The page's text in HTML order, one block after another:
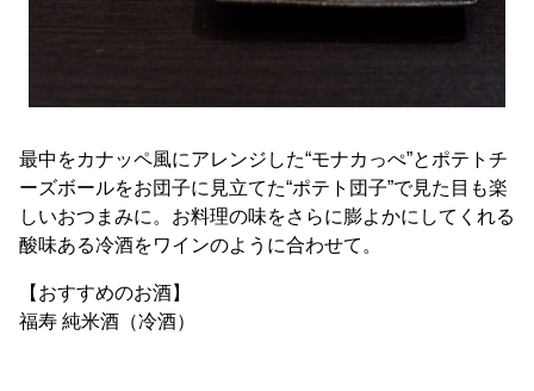
最中をカナッペ風にアレンジした“モナカっぺ”とポテトチ
ーズボールをお団子に見立てた“ポテト団子”で見た目も楽
しいおつまみに。お料理の味をさらに膨よかにしてくれる
酸味ある冷酒をワインのように合わせて。
【おすすめのお酒】
福寿 純米酒（冷酒）